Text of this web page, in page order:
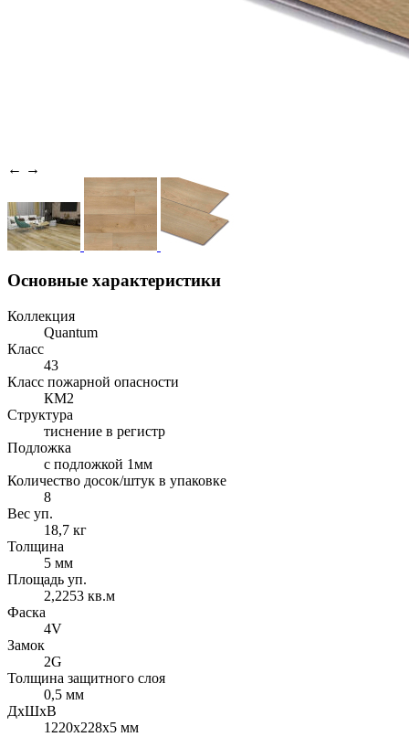
← →
Основные характеристики
Коллекция
Quantum
Класс
43
Класс пожарной опасности
КМ2
Структура
тиснение в регистр
Подложка
с подложкой 1мм
Количество досок/штук в упаковке
8
Вес уп.
18,7 кг
Толщина
5 мм
Площадь уп.
2,2253 кв.м
Фаска
4V
Замок
2G
Толщина защитного слоя
0,5 мм
ДxШxВ
1220x228x5 мм